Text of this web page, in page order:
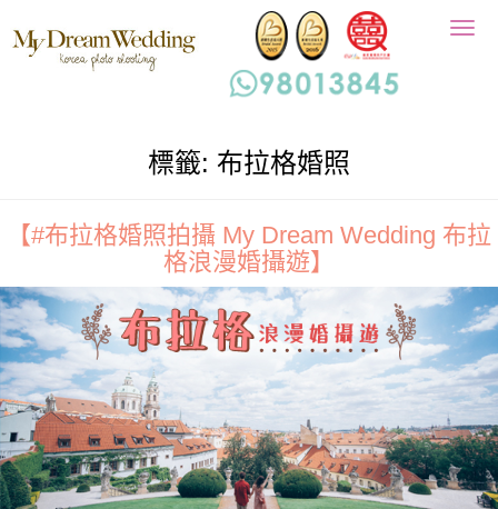
標籤: 布拉格婚照
【#布拉格婚照拍攝 My Dream Wedding 布拉
格浪漫婚攝遊】